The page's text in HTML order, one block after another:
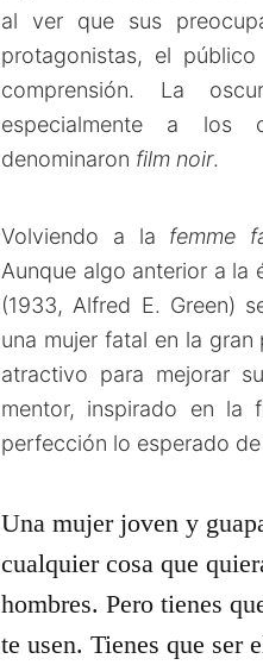
al ver que sus
protagonistas, el
comprensión. La
especialmente a los
denominaron film noir.
Volviendo a la femme
Aunque algo anterior a la
(1933, Alfred E. Green)
una mujer fatal en la
atractivo para mejorar
mentor, inspirado en la
perfección lo esperado de
Una mujer joven y
cualquier cosa que
hombres. Pero tienes
te usen. Tienes que ser